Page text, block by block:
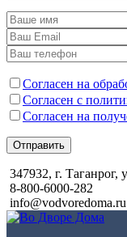
Согласен на
Согласен с
Согласен на
Отправить
347932, г. Таганрог,
8-800-6000-282
info@vodvoredoma.ru